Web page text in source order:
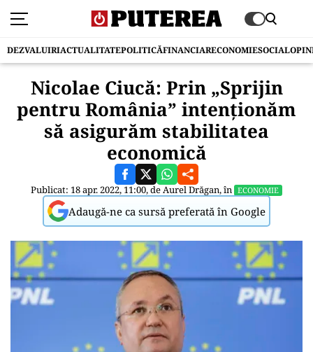
DEZVALUIRIACTUALITATEPOLITICĂFINANCIARECONOMIESOCIAL
Nicolae Ciucă: Prin „Sprijin
pentru România” intenţionăm
să asigurăm stabilitatea
economică
Publicat: 18 apr. 2022, 11:00, deAurel Drăgan, în ECONOMIE
Adaugă-ne ca sursă preferată în Google